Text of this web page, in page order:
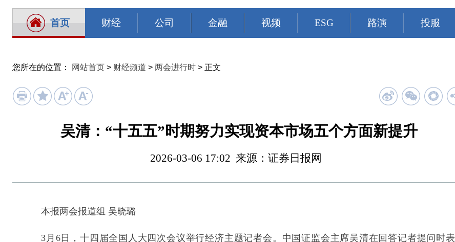
首页 财经 公司 金融 视频 ESG 路演 投服
您所在的位置： 网站首页 > 财经频道 > 两会进行时 > 正文
吴清：“十五五”时期努力实现资本市场五个方面新提升
2026-03-06 17:02 来源：证券日报网
本报两会报道组 吴晓璐
3月6日，十四届全国人大四次会议举行经济主题记者会。中国证监会主席吴清在回答记者提问时表